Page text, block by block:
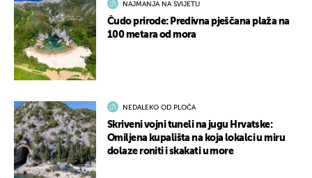
NAJMANJA NA SVIJETU
Čudo prirode: Predivna pješčana plaža na
100 metara od mora
NEDALEKO OD PLOČA
Skriveni vojni tuneli na jugu Hrvatske:
Omiljena kupališta na koja lokalci u miru
dolaze roniti i skakati u more